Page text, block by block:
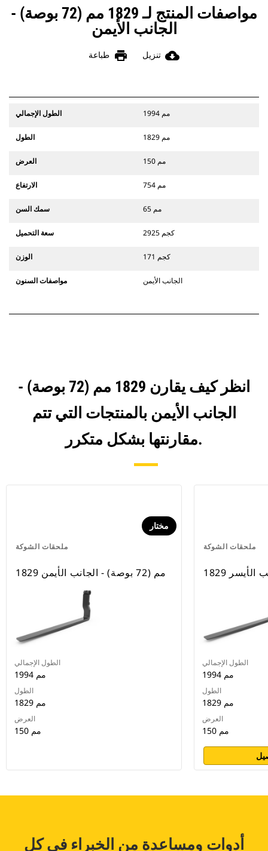
مواصفات المنتج لـ 1829 مم (72 بوصة) -
الجانب الأيمن
cloud_download تنزيل print طباعة
الطول الإجمالي 1994 مم
الطول 1829 مم
العرض 150 مم
الارتفاع 754 مم
سمك السن 65 مم
سعة التحميل 2925 كجم
الوزن 171 كجم
مواصفات السنون الجانب الأيمن
انظر كيف يقارن 1829 مم (72 بوصة) -
الجانب الأيمن بالمنتجات التي تتم
مقارنتها بشكل متكرر.
ملحقات الشوكة
مختار
1829 مم (72 بوصة) - الجانب الأيمن
الطول الإجمالي
1994 مم
الطول
1829 مم
العرض
150 مم
ملحقات الشوكة
الطول الإجمالي
1994 مم
الطول
1829 مم
العرض
150 مم
أدوات ومساعدة من الخبراء في كل